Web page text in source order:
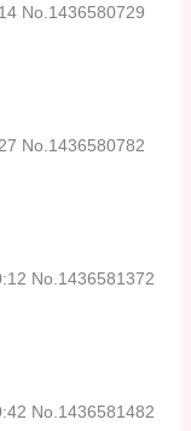
No.1436580729
No.1436580782
No.1436581372
No.1436581482